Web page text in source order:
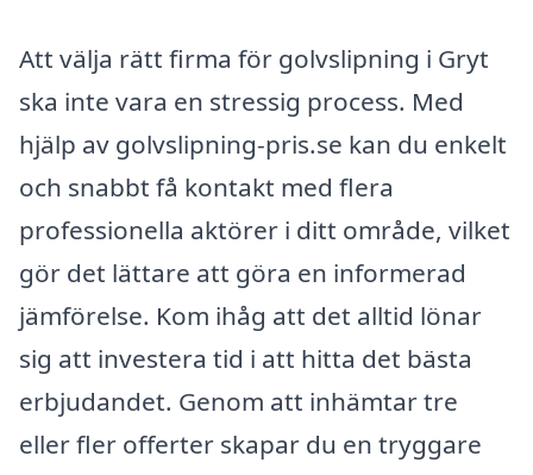
Att välja rätt firma för golvslipning i Gryt
ska inte vara en stressig process. Med
hjälp av golvslipning-pris.se kan du enkelt
och snabbt få kontakt med flera
professionella aktörer i ditt område, vilket
gör det lättare att göra en informerad
jämförelse. Kom ihåg att det alltid lönar
sig att investera tid i att hitta det bästa
erbjudandet. Genom att inhämtar tre
eller fler offerter skapar du en tryggare